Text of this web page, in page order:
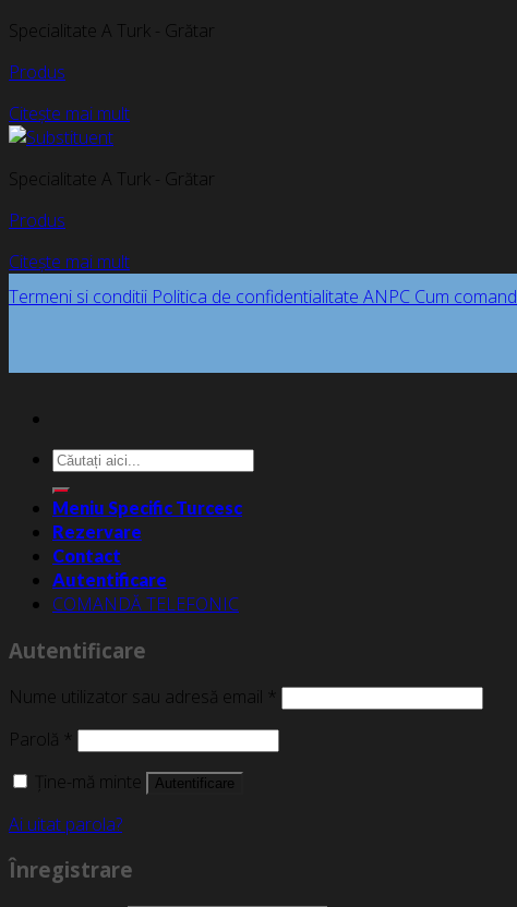
Specialitate A Turk - Grătar
Produs
Citește mai mult
Specialitate A Turk - Grătar
Produs
Citește mai mult
Termeni si conditii Politica de confidentialitate ANPC Cum comand
Caută
după:
Meniu Specific Turcesc
Rezervare
Contact
Autentificare
COMANDĂ TELEFONIC
Autentificare
Nume utilizator sau adresă email *
Parolă *
Ține-mă minte
Autentificare
Ai uitat parola?
Înregistrare